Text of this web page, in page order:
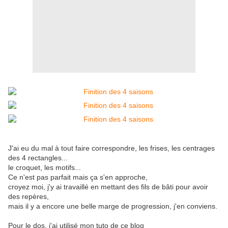
J'ai eu du mal à tout faire correspondre, les frises, les centrages
des 4 rectangles...
le croquet, les motifs...
Ce n'est pas parfait mais ça s'en approche,
croyez moi, j'y ai travaillé en mettant des fils de bâti pour avoir
des repères,
mais il y a encore une belle marge de progression, j'en conviens.
Pour le dos, j'ai utilisé mon tuto de ce blog